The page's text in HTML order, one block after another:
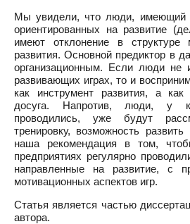
Мы увидели, что люди, имеющий
ориентированных на развитие
имеют отклонение в структуре
развития. Основной предиктор в
организационным. Если люди не
развивающих играх, то и
как инструмент развития, а как
досуга. Напротив, люди, у
проводились, уже будут
тренировку, возможность
наша рекомендация в том,
предприятиях регулярно
направленные на развитие, с
мотивационных аспектов игр.
Статья является частью
автора.